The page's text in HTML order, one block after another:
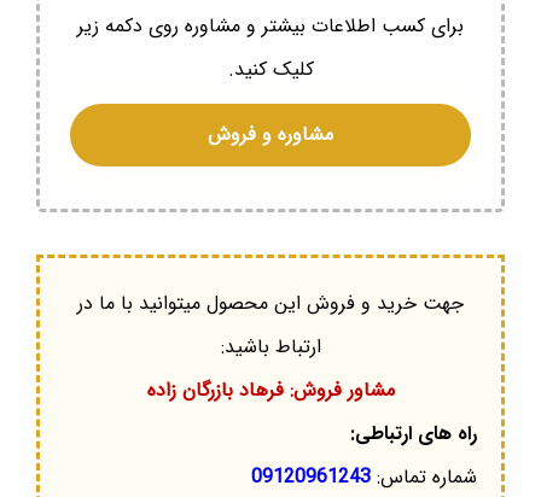
برای کسب اطلاعات بیشتر و مشاوره روی دکمه زیر
کلیک کنید.
مشاوره و فروش
جهت خرید و فروش این محصول میتوانید با ما در
ارتباط باشید:
مشاور فروش: فرهاد بازرگان زاده
راه های ارتباطی:
شماره تماس: 09120961243